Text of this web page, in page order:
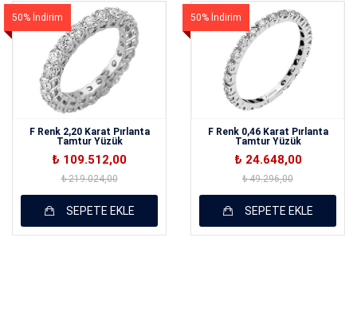
50% İndirim
F Renk 2,20 Karat Pırlanta
Tamtur Yüzük
₺ 109.512,00
₺ 219.024,00
SEPETE EKLE
50% İndirim
F Renk 0,46 Karat Pırlanta
Tamtur Yüzük
₺ 24.648,00
₺ 49.296,00
SEPETE EKLE